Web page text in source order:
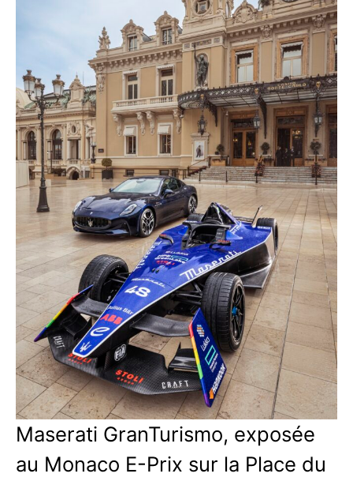
Maserati GranTurismo, exposée
au Monaco E-Prix sur la Place du